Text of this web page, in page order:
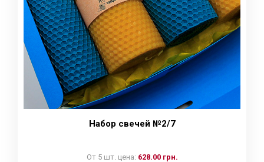
Набор свечей №2/7
От 5 шт. цена: 628.00 грн.